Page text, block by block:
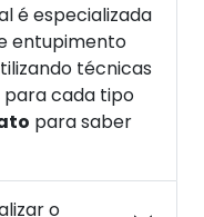
é especializada
entupimento
técnicas
para cada tipo
para saber
o